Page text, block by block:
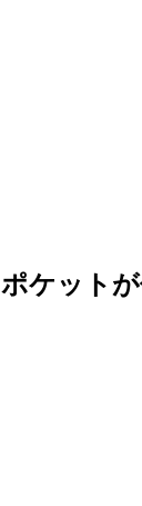
ケットが